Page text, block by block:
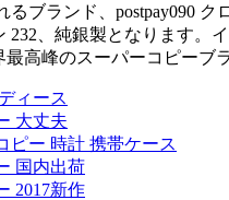
ブランド、postpay090
232、純銀製となります。
高峰のスーパーコピーブ
ィース
大丈夫
ピー 時計 携帯ケース
国内出荷
2017新作